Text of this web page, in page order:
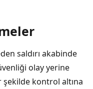
Uyarıları
saldırı akabinde
olay yerine
şekilde kontrol altına